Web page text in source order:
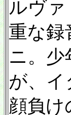
ルヴ
重な録
ニ。
が、イ
顔負